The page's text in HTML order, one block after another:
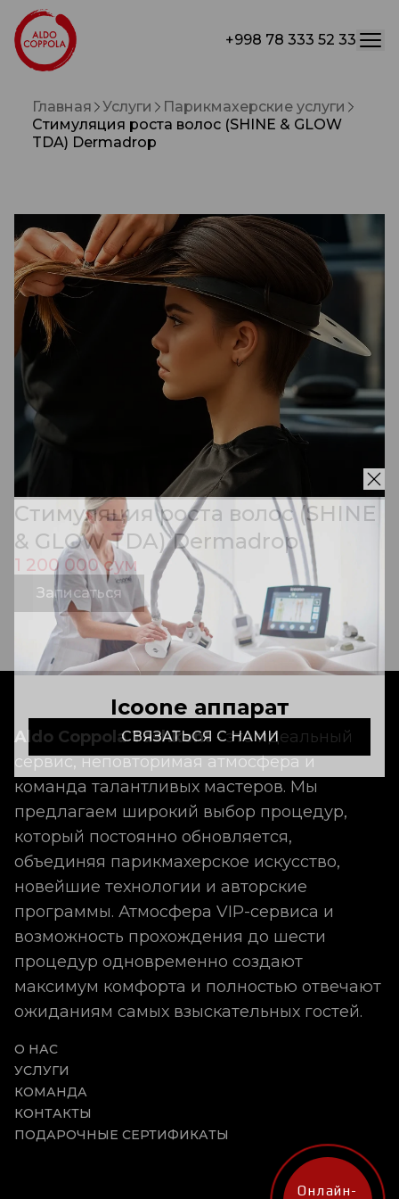
+998 78 333 52 33
Icoone аппарат
СВЯЗАТЬСЯ С НАМИ
Главная Услуги
Парикмахерские услуги
Стимуляция роста волос (SHINE & GLOW
TDA) Dermadrop
Стимуляция роста волос (SHINE
& GLOW TDA) Dermadrop
1 200 000 сум
Записаться
Aldo Coppola Tashkent - это идеальный
сервис, неповторимая атмосфера и
команда талантливых мастеров. Мы
предлагаем широкий выбор процедур,
который постоянно обновляется,
объединяя парикмахерское искусство,
новейшие технологии и авторские
программы. Атмосфера VIP-сервиса и
возможность прохождения до шести
процедур одновременно создают
максимум комфорта и полностью отвечают
ожиданиям самых взыскательных гостей.
О НАС
УСЛУГИ
КОМАНДА
КОНТАКТЫ
ПОДАРОЧНЫЕ СЕРТИФИКАТЫ
Онлайн-